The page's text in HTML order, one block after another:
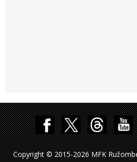
Copyright © 2015-2026 MFK